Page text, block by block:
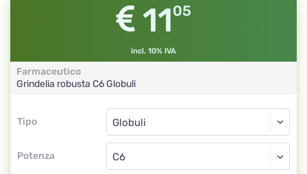
1105
incl. 10% IVA
Farmaceutico
Grindelia robusta C6Globuli
Tipo
Tipo
Potenza
Globuli
C6